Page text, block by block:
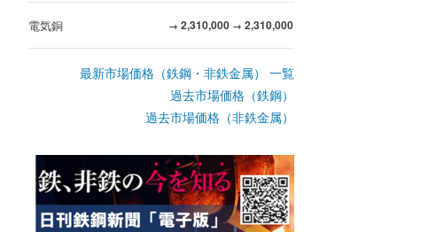
電気銅 → 2,310,000 → 2,310,000
最新市場価格（鉄鋼・非鉄金属） 一覧
過去市場価格（鉄鋼）
過去市場価格（非鉄金属）